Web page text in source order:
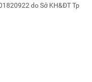
do Sở KH&ĐT Tp